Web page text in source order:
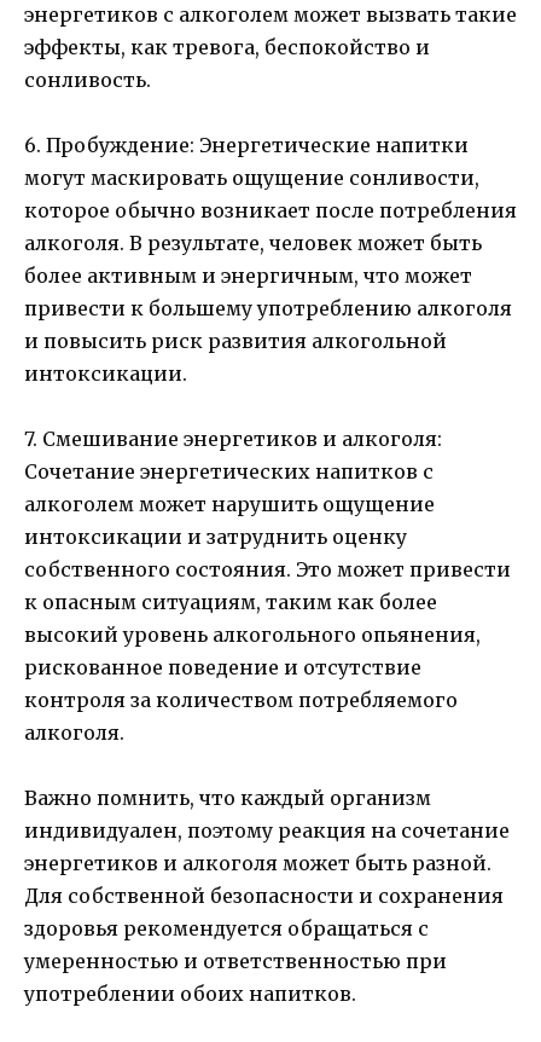
энергетиков с алкоголем может вызвать такие
эффекты, как тревога, беспокойство и
сонливость.
6. Пробуждение: Энергетические напитки
могут маскировать ощущение сонливости,
которое обычно возникает после потребления
алкоголя. В результате, человек может быть
более активным и энергичным, что может
привести к большему употреблению алкоголя
и повысить риск развития алкогольной
интоксикации.
7. Смешивание энергетиков и алкоголя:
Сочетание энергетических напитков с
алкоголем может нарушить ощущение
интоксикации и затруднить оценку
собственного состояния. Это может привести
к опасным ситуациям, таким как более
высокий уровень алкогольного опьянения,
рискованное поведение и отсутствие
контроля за количеством потребляемого
алкоголя.
Важно помнить, что каждый организм
индивидуален, поэтому реакция на сочетание
энергетиков и алкоголя может быть разной.
Для собственной безопасности и сохранения
здоровья рекомендуется обращаться с
умеренностью и ответственностью при
употреблении обоих напитков.